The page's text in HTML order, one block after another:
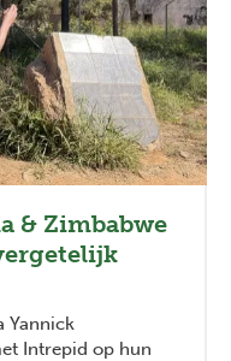
& Zimbabwe
Yannick
Intrepid op hun